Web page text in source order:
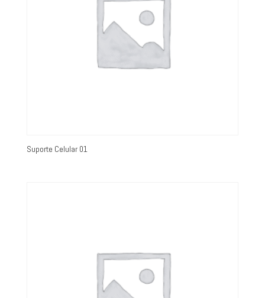
Suporte Celular 01